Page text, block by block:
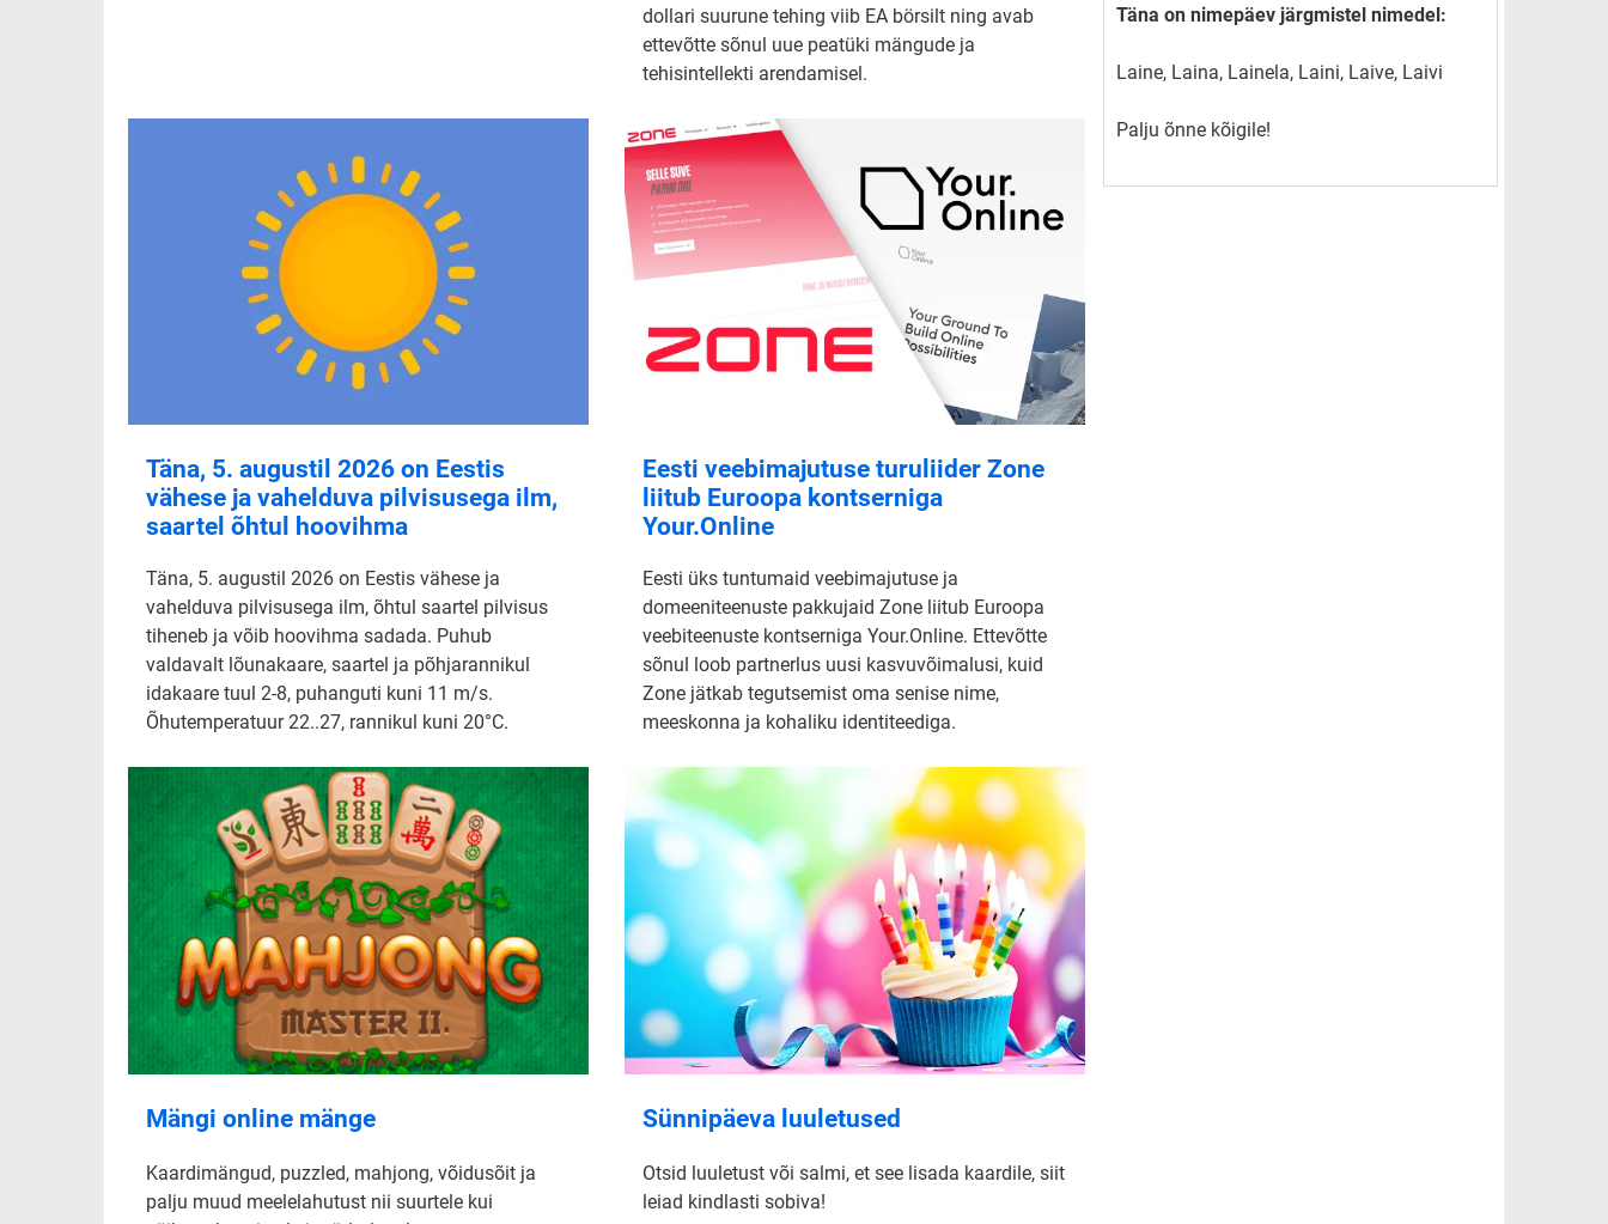
dollari suurune tehing viib EA börsilt ning avab
ettevõtte sõnul uue peatüki mängude ja
tehisintellekti arendamisel.
Täna, 5. augustil 2026 on Eestis
vähese ja vahelduva pilvisusega ilm,
saartel õhtul hoovihma
Täna, 5. augustil 2026 on Eestis vähese ja
vahelduva pilvisusega ilm, õhtul saartel pilvisus
tiheneb ja võib hoovihma sadada. Puhub
valdavalt lõunakaare, saartel ja põhjarannikul
idakaare tuul 2-8, puhanguti kuni 11 m/s.
Õhutemperatuur 22..27, rannikul kuni 20°C.
Eesti veebimajutuse turuliider Zone
liitub Euroopa kontserniga
Your.Online
Eesti üks tuntumaid veebimajutuse ja
domeeniteenuste pakkujaid Zone liitub Euroopa
veebiteenuste kontserniga Your.Online. Ettevõtte
sõnul loob partnerlus uusi kasvuvõimalusi, kuid
Zone jätkab tegutsemist oma senise nime,
meeskonna ja kohaliku identiteediga.
Mängi online mänge
Kaardimängud, puzzled, mahjong, võidusõit ja
palju muud meelelahutust nii suurtele kui
Sünnipäeva luuletused
Otsid luuletust või salmi, et see lisada kaardile, siit
leiad kindlasti sobiva!
Täna on nimepäev järgmistel nimedel:
Laine, Laina, Lainela, Laini, Laive, Laivi
Palju õnne kõigile!